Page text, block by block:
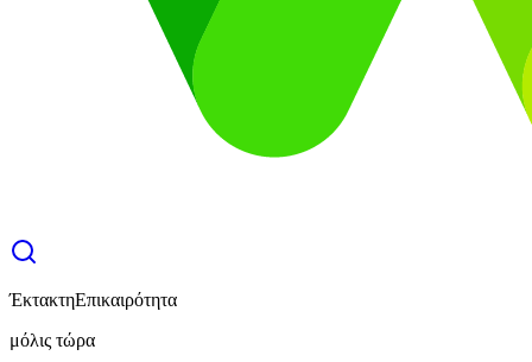
ΈκτακτηΕπικαιρότητα
μόλις τώρα